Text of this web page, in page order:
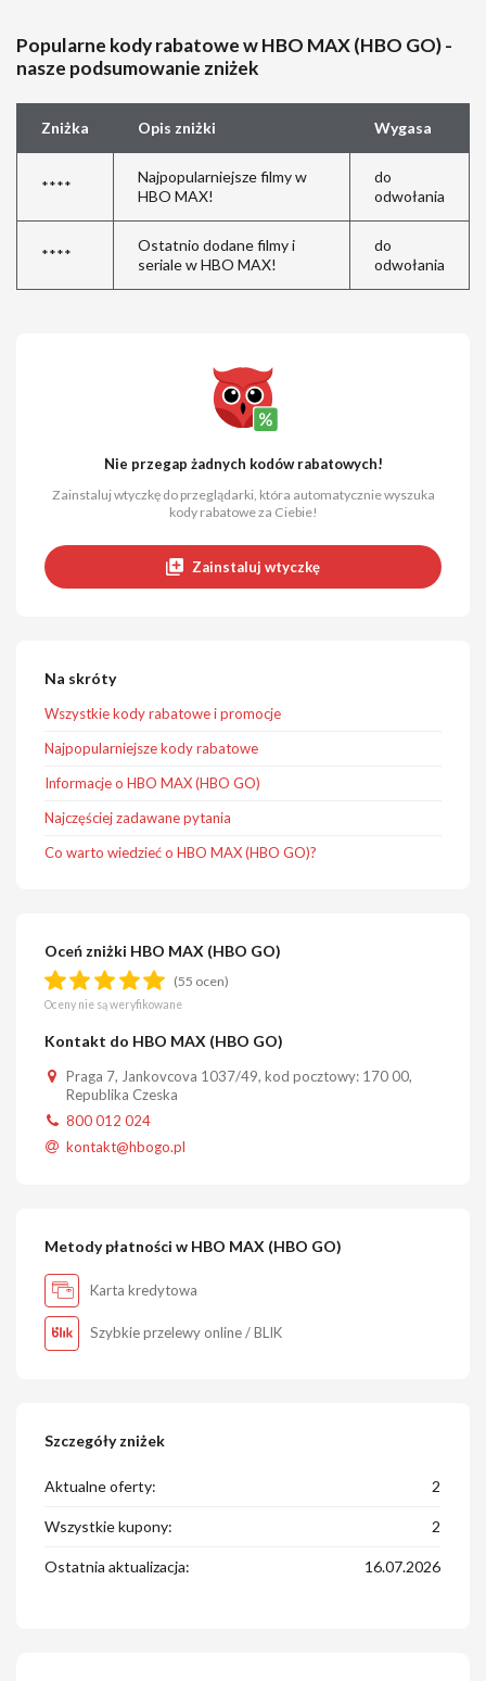
Popularne kody rabatowe w HBO MAX (HBO GO) -
nasze podsumowanie zniżek
Zniżka Opis zniżki Wygasa
****
Najpopularniejsze filmy w
HBO MAX!
do
odwołania
****
Ostatnio dodane filmy i
seriale w HBO MAX!
do
odwołania
Nie przegap żadnych kodów rabatowych!
Zainstaluj wtyczkę do przeglądarki, która automatycznie wyszuka
kody rabatowe za Ciebie!
Zainstaluj wtyczkę
Na skróty
Wszystkie kody rabatowe i promocje
Najpopularniejsze kody rabatowe
Informacje o HBO MAX (HBO GO)
Najczęściej zadawane pytania
Co warto wiedzieć o HBO MAX (HBO GO)?
Oceń zniżki HBO MAX (HBO GO)
(55 ocen)
Oceny nie są weryfikowane
Kontakt do HBO MAX (HBO GO)
Praga 7, Jankovcova 1037/49, kod pocztowy: 170 00,
Republika Czeska
800 012 024
kontakt@hbogo.pl
Metody płatności w HBO MAX (HBO GO)
Karta kredytowa
Szybkie przelewy online / BLIK
Szczegóły zniżek
Aktualne oferty: 2
Wszystkie kupony: 2
Ostatnia aktualizacja: 16.07.2026